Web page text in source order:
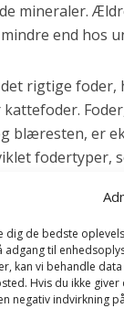
dig de bedste
adgang til
kan vi behandle
Hvis du ikke
negativ indvirkning
mineraler.
end hos
rigtige foder,
blæresten, er
fodertyper,
eller ris og
behov